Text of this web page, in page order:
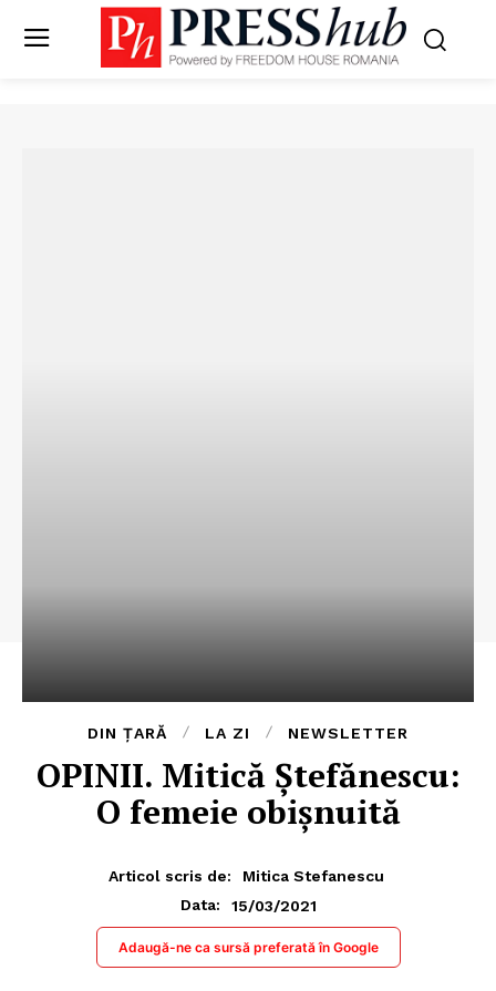
DIN ȚARĂ LA ZI NEWSLETTER
OPINII. Mitică Ștefănescu:
O femeie obișnuită
Articol scris de:
Mitica Stefanescu
Data:
15/03/2021
Adaugă-ne ca sursă preferată în Google